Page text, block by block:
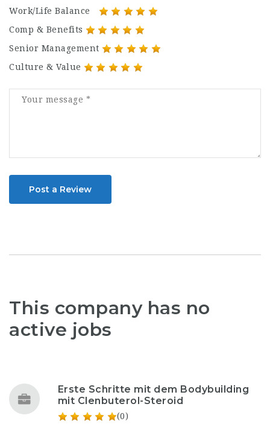
Work/Life Balance
Comp & Benefits
Senior Management
Culture & Value
Post a Review
This company has no
active jobs
Erste Schritte mit dem Bodybuilding
mit Clenbuterol-Steroid
(0)